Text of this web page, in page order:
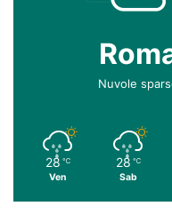
Nuvole
28 ℃
Ven
28 ℃
Sab